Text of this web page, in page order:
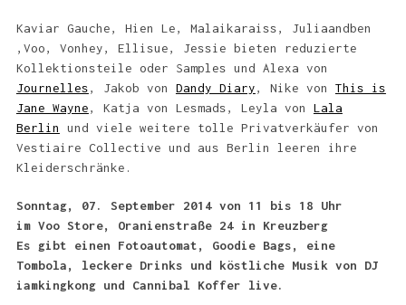
Kaviar Gauche, Hien Le, Malaikaraiss, Juliaandben
,Voo, Vonhey, Ellisue, Jessie bieten reduzierte
Kollektionsteile oder Samples und Alexa von
Journelles, Jakob von Dandy Diary, Nike von This is
Jane Wayne, Katja von Lesmads, Leyla von Lala
Berlin
und viele weitere tolle Privatverkäufer von
Vestiaire Collective und aus Berlin leeren ihre
Kleiderschränke.
Sonntag, 07. September 2014 von 11 bis 18 Uhr
im Voo Store, Oranienstraße 24 in Kreuzberg
Es gibt einen Fotoautomat, Goodie Bags, eine
Tombola, leckere Drinks und köstliche Musik von DJ
iamkingkong und Cannibal Koffer live.